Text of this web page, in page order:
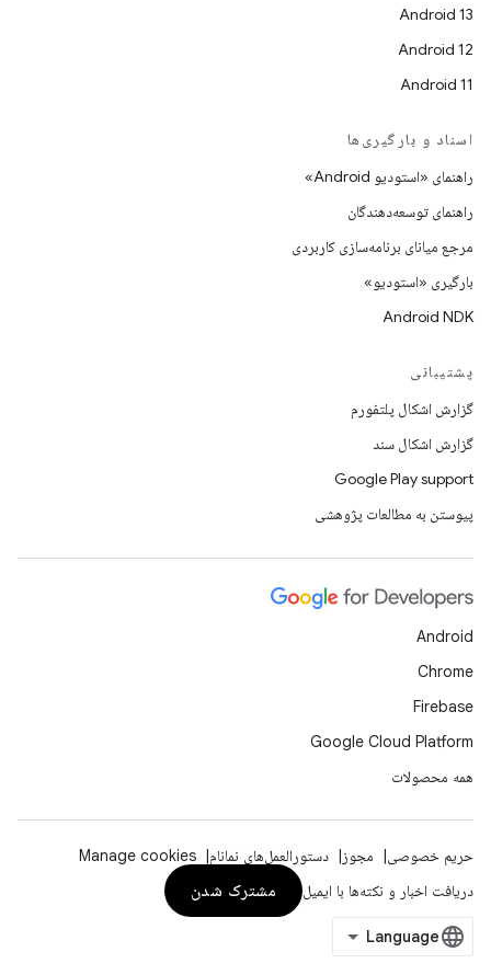
Android 13
Android 12
Android 11
اسناد و بارگیری‌ها
راهنمای «استودیو Android»
راهنمای توسعه‌دهندگان
مرجع میانای برنامه‌سازی کاربردی
بارگیری «استودیو»
Android NDK
پشتیبانی
گزارش اشکال پلتفورم
گزارش اشکال سند
Google Play support
پیوستن به مطالعات پژوهشی
Android
Chrome
Firebase
Google Cloud Platform
همه محصولات
حریم خصوصی مجوز دستورالعمل‌های نمانام
Manage cookies
دریافت اخبار و نکته‌ها با ایمیل
مشترک شدن